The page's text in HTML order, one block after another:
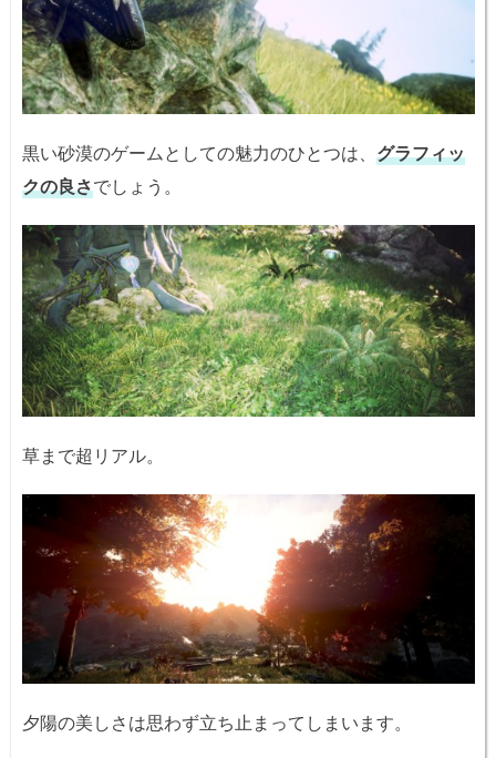
黒い砂漠のゲームとしての魅力のひとつは、 グラフィッ
クの良さでしょう。
草まで超リアル。
夕陽の美しさは思わず立ち止まってしまいます。